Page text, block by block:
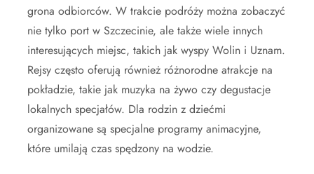
grona odbiorców. W trakcie podróży można zobaczyć
nie tylko port w Szczecinie, ale także wiele innych
interesujących miejsc, takich jak wyspy Wolin i Uznam.
Rejsy często oferują również różnorodne atrakcje na
pokładzie, takie jak muzyka na żywo czy degustacje
lokalnych specjałów. Dla rodzin z dziećmi
organizowane są specjalne programy animacyjne,
które umilają czas spędzony na wodzie.